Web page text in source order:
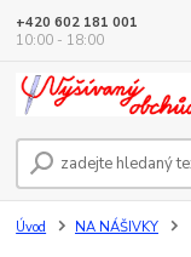
+420 602 181 001
10:00 - 18:00
Úvod NA NÁŠIVKY